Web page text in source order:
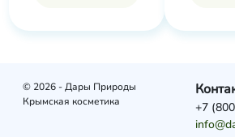
© 2026 - Дары Природы
Крымская косметика
+7